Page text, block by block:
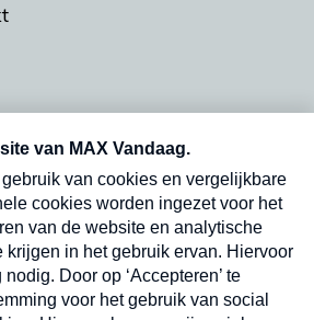
en dinsdagochtend in
Verzend